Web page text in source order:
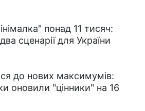
понад 11 тисяч:
сценарії для України
до нових максимумів:
оновили "цінники" на 16